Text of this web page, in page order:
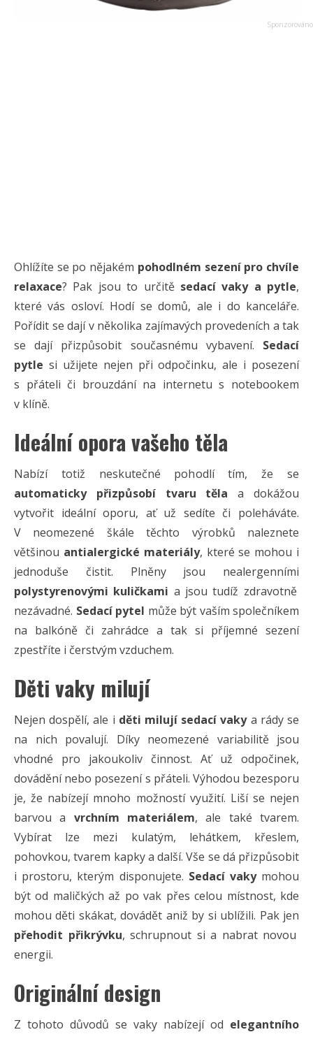
Ohlížíte se po nějakém pohodlném sezení pro chvíle
relaxace? Pak jsou to určitěsedací vaky a pytle,
které vás osloví. Hodí se domů, ale i do kanceláře.
Pořídit se dají v několika zajímavých provedeních a tak
se dají přizpůsobit současnému vybavení. Sedací
pytle si užijete nejen při odpočinku, ale i posezení
s přáteli či brouzdání na internetu s notebookem
v klíně.
Ideální opora vašeho těla
Nabízí totiž neskutečné pohodlí tím, že se
automaticky přizpůsobí tvaru těla a dokážou
vytvořit ideální oporu, ať už sedíte či poleháváte.
V neomezené škále těchto výrobků naleznete
většinou antialergické materiály, které se mohou i
jednoduše čistit. Plněny jsou nealergenními
polystyrenovými kuličkami a jsou tudíž zdravotně
nezávadné. Sedací pytel může být vaším společníkem
na balkóně či zahrádce a tak si příjemné sezení
zpestříte i čerstvým vzduchem.
Děti vaky milují
Nejen dospělí, ale i děti milují sedací vakya rády se
na nich povalují. Díky neomezené variabilitě jsou
vhodné pro jakoukoliv činnost. Ať už odpočinek,
dovádění nebo posezení s přáteli. Výhodou bezesporu
je, že nabízejí mnoho možností využití. Liší se nejen
barvou a vrchním materiálem, ale také tvarem.
Vybírat lze mezi kulatým, lehátkem, křeslem,
pohovkou, tvarem kapky a další. Vše se dá přizpůsobit
i prostoru, kterým disponujete. Sedací vakymohou
být od maličkých až po vak přes celou místnost, kde
mohou děti skákat, dovádět aniž by si ublížili. Pak jen
přehodit přikrývku, schrupnout si a nabrat novou
energii.
Originální design
Z tohoto důvodů se vaky nabízejí od elegantního